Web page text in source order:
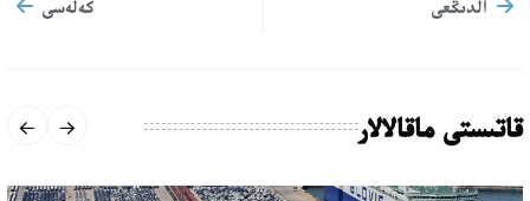
الدىڭعى كەلەسى
قاتىستى ماقالالار